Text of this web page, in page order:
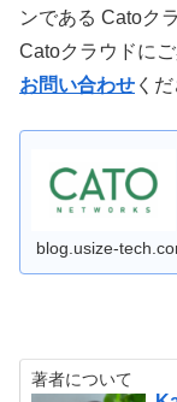
ンである Catoク
Catoクラウドに
お問い合わせ くだ
blog.usize-
著者について